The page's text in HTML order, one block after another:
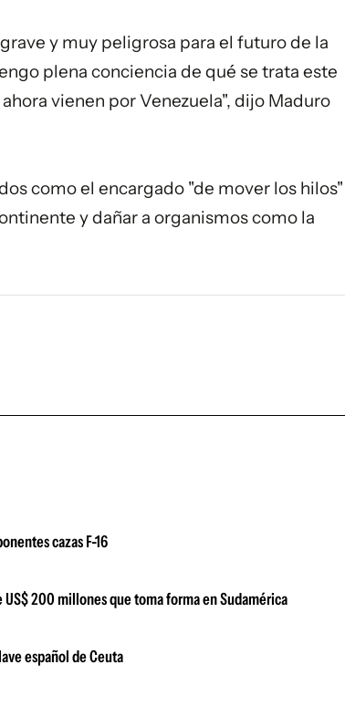
y muy peligrosa para el futuro de la
plena conciencia de qué se trata este
vienen por Venezuela", dijo Maduro
como el encargado "de mover los hilos"
y dañar a organismos como la
cazas F-16
200 millones que toma forma en Sudamérica
español de Ceuta